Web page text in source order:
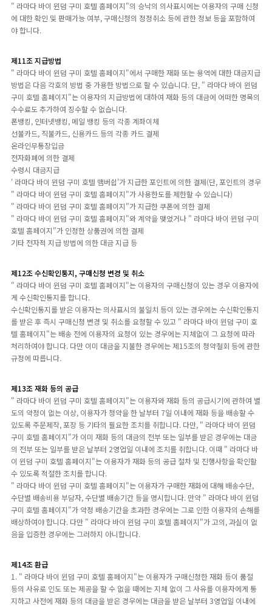
" 라마다 바이 윈덤 구미 호텔 홈페이지"의 승낙의 의사표시에는 이용자의 구매 신청
에 대한 확인 및 판매가능 여부, 구매신청의 정정취소 등에 관한 정보 등을 포함하여
야 합니다.
제11조 지급방법
" 라마다 바이 윈덤 구미 호텔 홈페이지"에서 구매한 재화 또는 용역에 대한 대금지급
방법은 다음 각호의 방법 중 가용한 방법으로 할 수 있습니다. 단, " 라마다 바이 윈덤
구미 호텔 홈페이지"는 이용자의 지급방법에 대하여 재화 등의 대금에 어떠한 명목의
수수료도 추가하여 징수할 수 없습니다.
폰뱅킹, 인터넷뱅킹, 메일 뱅킹 등의 각종 계좌이체
선불카드, 직불카드, 신용카드 등의 각종 카드 결제
온라인무통장입금
전자화폐에 의한 결제
수령시 대금지급
' 라마다 바이 윈덤 구미 호텔 맴버쉽'가 지급한 포인트에 의한 결제(단, 포인트의 경우
" 라마다 바이 윈덤 구미 호텔 홈페이지"가 사용한도를 제한할 수 있습니다)
" 라마다 바이 윈덤 구미 호텔 홈페이지"가 지급한 쿠폰에 의한 결제
" 라마다 바이 윈덤 구미 호텔 홈페이지"와 계약을 맺었거나 " 라마다 바이 윈덤 구미
호텔 홈페이지"가 인정한 상품권에 의한 결제
기타 전자적 지급 방법에 의한 대금 지급 등
제12조 수신확인통지, 구매신청 변경 및 취소
" 라마다 바이 윈덤 구미 호텔 홈페이지"는 이용자의 구매신청이 있는 경우 이용자에
게 수신확인통지를 합니다.
수신확인통지를 받은 이용자는 의사표시의 불일치 등이 있는 경우에는 수신확인통지
를 받은 후 즉시 구매신청 변경 및 취소를 요청할 수 있고 " 라마다 바이 윈덤 구미 호
텔 홈페이지"는 배송 전에 이용자의 요청이 있는 경우에는 지체없이 그 요청에 따라
처리하여야 합니다. 다만 이미 대금을 지불한 경우에는 제15조의 청약철회 등에 관한
규정에 따릅니다.
제13조 재화 등의 공급
" 라마다 바이 윈덤 구미 호텔 홈페이지"는 이용자와 재화 등의 공급시기에 관하여 별
도의 약정이 없는 이상, 이용자가 청약을 한 날부터 7일 이내에 재화 등을 배송할 수
있도록 주문제작, 포장 등 기타의 필요한 조치를 취합니다. 다만, " 라마다 바이 윈덤
구미 호텔 홈페이지"가 이미 재화 등의 대금의 전부 또는 일부를 받은 경우에는 대금
의 전부 또는 일부를 받은 날부터 2영업일 이내에 조치를 취합니다. 이때 " 라마다 바
이 윈덤 구미 호텔 홈페이지"는 이용자가 재화 등의 공급 절차 및 진행사항을 확인할
수 있도록 적절한 조치를 합니다.
" 라마다 바이 윈덤 구미 호텔 홈페이지"는 이용자가 구매한 재화에 대해 배송수단,
수단별 배송비용 부담자, 수단별 배송기간 등을 명시합니다. 만약 " 라마다 바이 윈덤
구미 호텔 홈페이지"가 약정 배송기간을 초과한 경우에는 그로 인한 이용자의 손해를
배상하여야 합니다. 다만 " 라마다 바이 윈덤 구미 호텔 홈페이지"가 고의, 과실이 없
음을 입증한 경우에는 그러하지 아니합니다.
제14조 환급
1. " 라마다 바이 윈덤 구미 호텔 홈페이지"는 이용자가 구매신청한 재화 등이 품절
등의 사유로 인도 또는 제공을 할 수 없을 때에는 지체 없이 그 사유를 이용자에게 통
지하고 사전에 재화 등의 대금을 받은 경우에는 대금을 받은 날부터 3영업일 이내에